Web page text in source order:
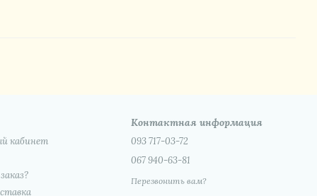
кабинет
Контактная информация
093 717-03-72
067 940-63-81
Перезвонить вам?